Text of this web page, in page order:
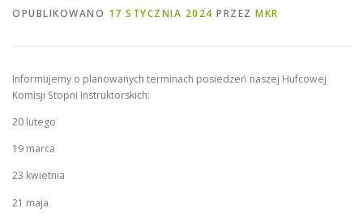
OPUBLIKOWANO 17 STYCZNIA 2024 PRZEZ MKR
Informujemy o planowanych terminach posiedzeń naszej Hufcowej
Komisji Stopni Instruktorskich:
20 lutego
19 marca
23 kwietnia
21 maja